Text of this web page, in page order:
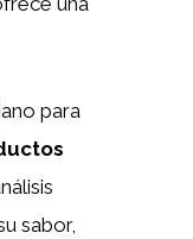
para
sabor,